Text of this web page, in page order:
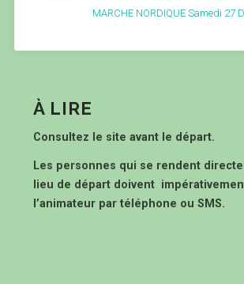
MARCHE NORDIQUE Samedi 27
À LIRE
Consultez le site avant le départ.
Les personnes qui se rendent
lieu de départ doivent
l’animateur par téléphone ou SMS.